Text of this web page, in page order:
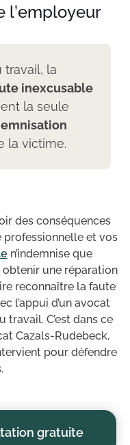
l’employeur
travail, la
inexcusable
la seule
la victime.
des conséquences
professionnelle et vos
n’indemnise que
une réparation
reconnaître la faute
l’appui d’un avocat
C’est dans ce
Cazals-Rudebeck,
pour défendre
gratuite